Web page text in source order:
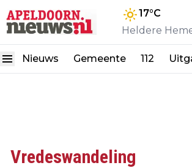
17°C
Heldere
Nieuws Gemeente 112
Vredeswandeling